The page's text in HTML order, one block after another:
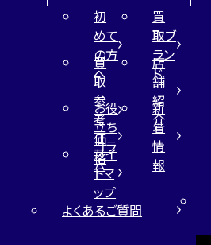
初
めて
の方
へ
買
取ブ
ラン
ド
買
取
参
考
価
格
店
舗
紹
介
お役
立ち
コラ
ム
新
着
情
報
サイ
トマ
ップ
よくあるご質問